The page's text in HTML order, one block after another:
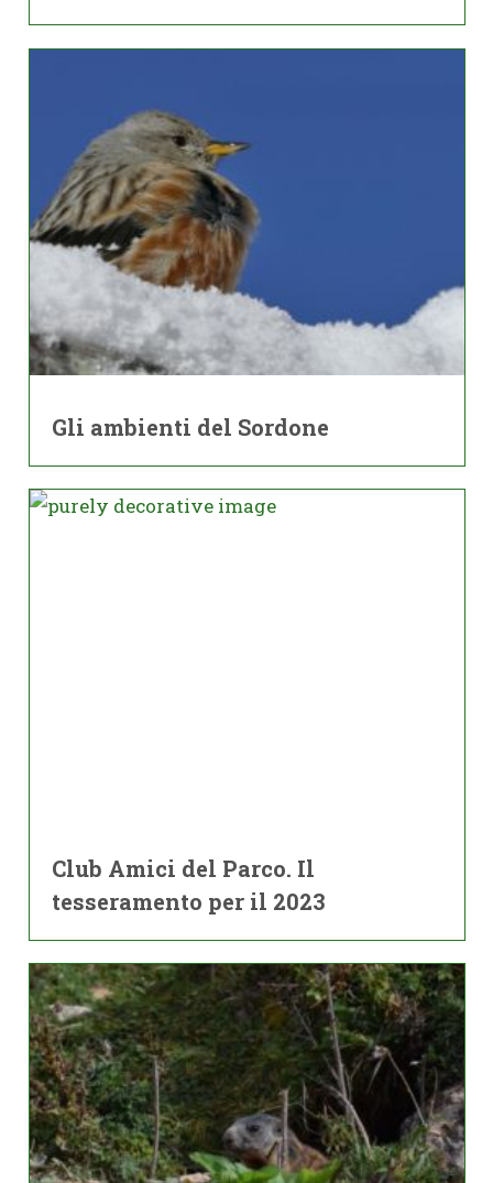
Gli ambienti del Sordone
Club Amici del Parco. Il
tesseramento per il 2023